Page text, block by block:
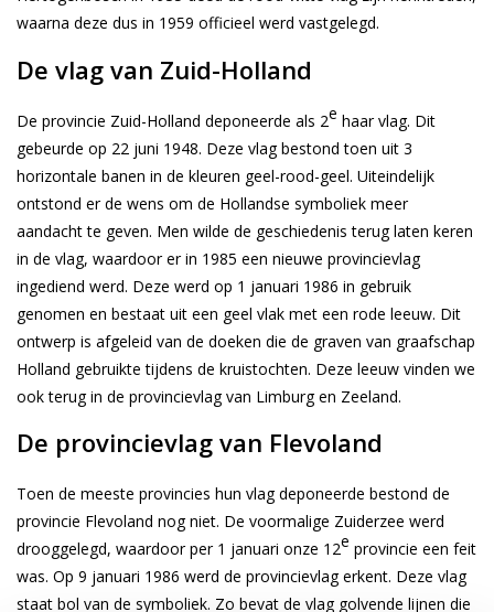
waarna deze dus in 1959 officieel werd vastgelegd.
De vlag van Zuid-Holland
De provincie Zuid-Holland deponeerde als 2e haar vlag. Dit
gebeurde op 22 juni 1948. Deze vlag bestond toen uit 3
horizontale banen in de kleuren geel-rood-geel. Uiteindelijk
ontstond er de wens om de Hollandse symboliek meer
aandacht te geven. Men wilde de geschiedenis terug laten keren
in de vlag, waardoor er in 1985 een nieuwe provincievlag
ingediend werd. Deze werd op 1 januari 1986 in gebruik
genomen en bestaat uit een geel vlak met een rode leeuw. Dit
ontwerp is afgeleid van de doeken die de graven van graafschap
Holland gebruikte tijdens de kruistochten. Deze leeuw vinden we
ook terug in de provincievlag van Limburg en Zeeland.
De provincievlag van Flevoland
Toen de meeste provincies hun vlag deponeerde bestond de
provincie Flevoland nog niet. De voormalige Zuiderzee werd
drooggelegd, waardoor per 1 januari onze 12e provincie een feit
was. Op 9 januari 1986 werd de provincievlag erkent. Deze vlag
staat bol van de symboliek. Zo bevat de vlag golvende lijnen die